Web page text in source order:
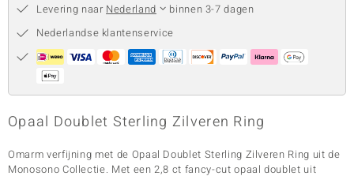
Levering naar Nederland
binnen 3-7 dagen
Nederlandse klantenservice
Opaal Doublet Sterling Zilveren Ring
Omarm verfijning met de Opaal Doublet Sterling Zilveren Ring uit de
Monosono Collectie. Met een 2,8 ct fancy-cut opaal doublet uit